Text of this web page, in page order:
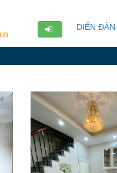
DIỄN ĐÀN